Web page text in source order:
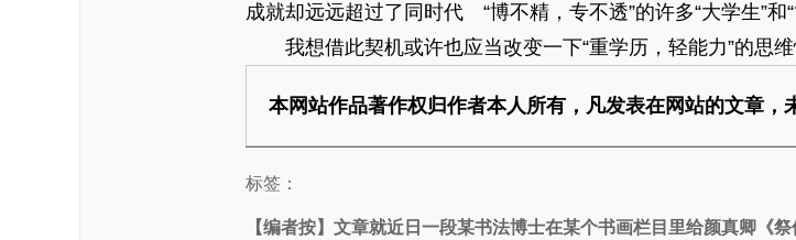
成就却远远超过了同时代 “博不精，专不透”的许多“大学生”和“
我想借此契机或许也应当改变一下“重学历，轻能力”的思维
本网站作品著作权归作者本人所有，凡发表在网站的文章，
标签：
【编者按】 文章就近日一段某书法博士在某个书画栏目里给颜真卿《